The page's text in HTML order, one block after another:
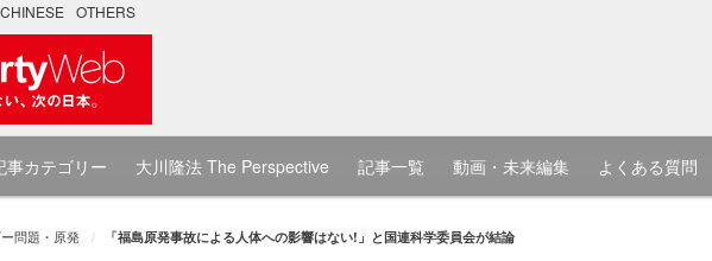
CHINESE OTHERS
事カテゴリー 大川隆法 The Perspective 記事一覧 動画・未来編集 よくある質問
問題・原発 「福島原発事故による人体への影響はない!」と国連科学委員会が結論